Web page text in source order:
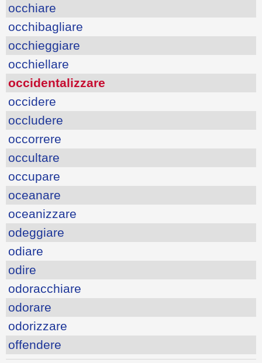
occhiare
occhibagliare
occhieggiare
occhiellare
occidentalizzare
occidere
occludere
occorrere
occultare
occupare
oceanare
oceanizzare
odeggiare
odiare
odire
odoracchiare
odorare
odorizzare
offendere